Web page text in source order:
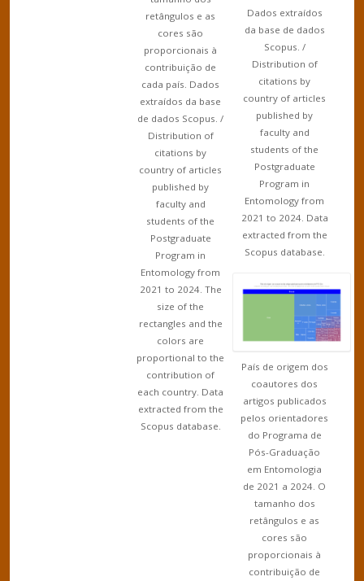
retângulos e as
cores são
proporcionais à
contribuição de
cada país. Dados
extraídos da base
de dados Scopus. /
Distribution of
citations by
country of articles
published by
faculty and
students of the
Postgraduate
Program in
Entomology from
2021 to 2024. The
size of the
rectangles and the
colors are
proportional to the
contribution of
each country. Data
extracted from the
Scopus database.
Dados extraídos
da base de dados
Scopus. /
Distribution of
citations by
country of articles
published by
faculty and
students of the
Postgraduate
Program in
Entomology from
2021 to 2024. Data
extracted from the
Scopus database.
País de origem dos
coautores dos
artigos publicados
pelos orientadores
do Programa de
Pós-Graduação
em Entomologia
de 2021 a 2024. O
tamanho dos
retângulos e as
cores são
proporcionais à
contribuição de